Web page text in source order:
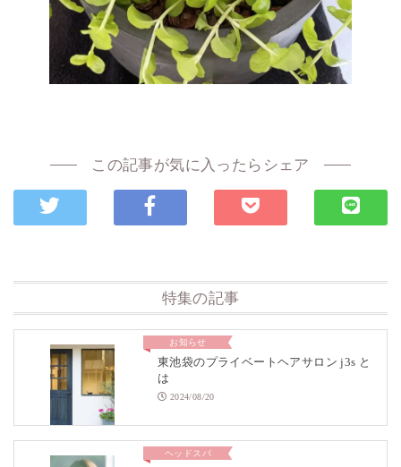
この記事が気に入ったらシェア
特集の記事
お知らせ
東池袋のプライベートヘアサロン j3s と
は
2024/08/20
ヘッドスパ